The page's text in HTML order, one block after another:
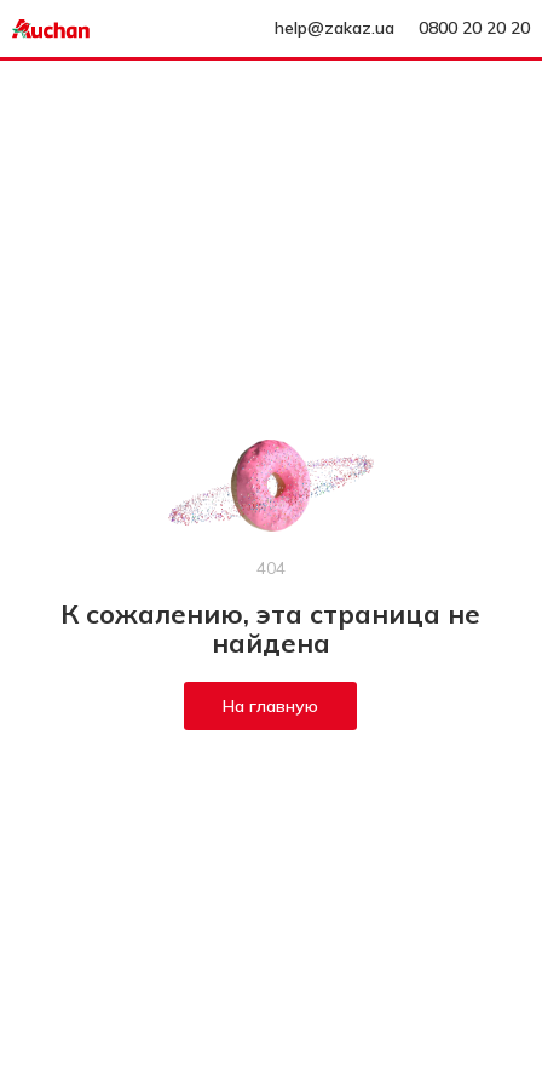
help@zakaz.ua 0800 20 20 20
404
К сожалению, эта страница не
найдена
На главную